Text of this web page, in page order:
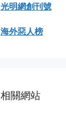
光明網創刊號
海外惡人榜
相關網站